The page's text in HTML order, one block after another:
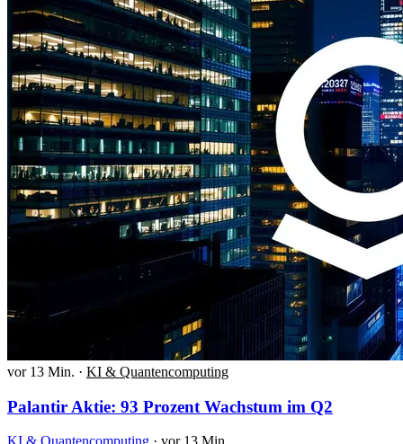
vor 13 Min. · KI & Quantencomputing
Palantir Aktie: 93 Prozent Wachstum im Q2